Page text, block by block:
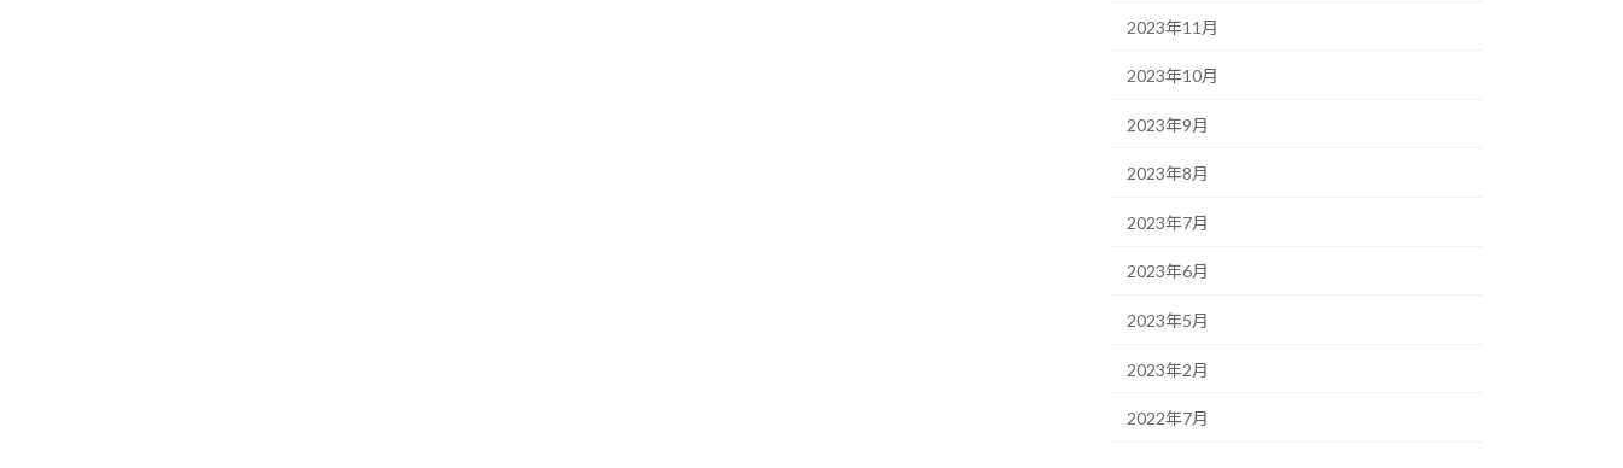
2023年11月
2023年10月
2023年9月
2023年8月
2023年7月
2023年6月
2023年5月
2023年2月
2022年7月